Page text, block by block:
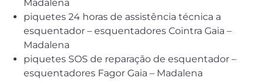
Madalena
piquetes 24 horas de assistência técnica a
esquentador – esquentadores Cointra Gaia –
Madalena
piquetes SOS de reparação de esquentador –
esquentadores Fagor Gaia – Madalena